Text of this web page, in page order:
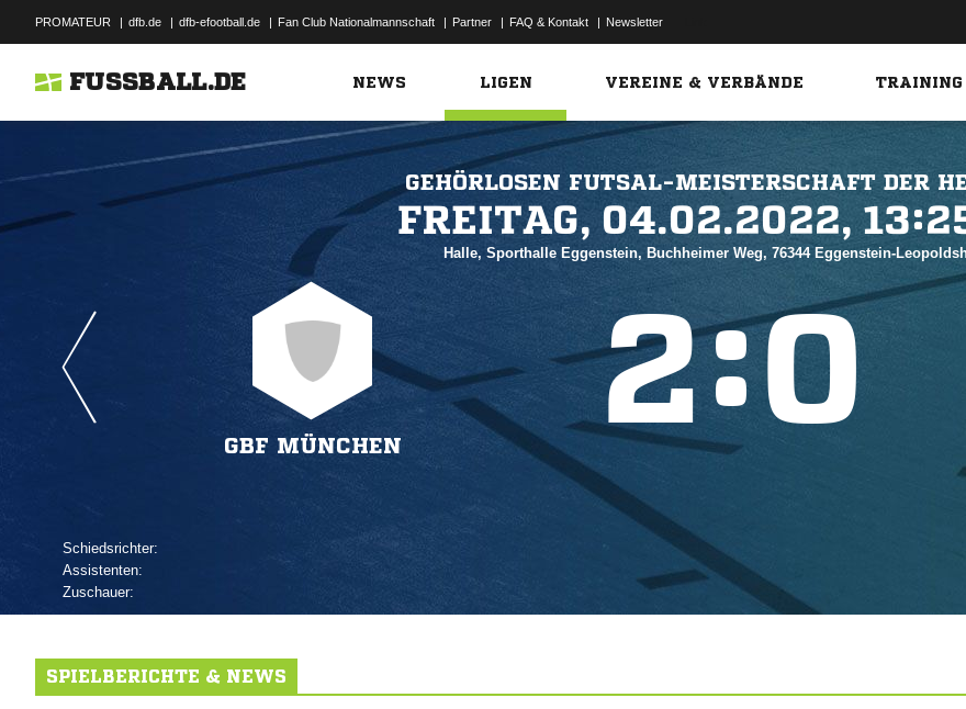
PROMATEUR | dfb.de | dfb-efootball.de | Fan Club Nationalmannschaft | Partner | FAQ & Kontakt | Newsletter
FUSSBALL.DE NEWS LIGEN VEREINE & VERBÄNDE TRAINING
GEHÖRLOSEN FUTSAL-MEISTERSCHAFT DER
 
Halle, Sporthalle Eggenstein, Buchheimer Weg, 76344 Eggenstein-
GBF MÜNCHEN
:
Schiedsrichter:
Assistenten:
Zuschauer:
SPIELBERICHTE & NEWS